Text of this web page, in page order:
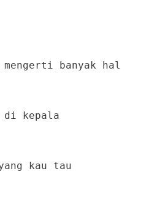
banyak hal
di kepala
kau tau